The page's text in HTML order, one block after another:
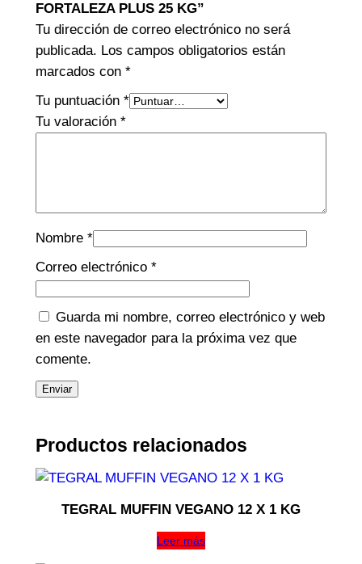
FORTALEZA PLUS 25 KG”
Tu dirección de correo electrónico no será
publicada. Los campos obligatorios están
marcados con *
Tu puntuación *
Tu valoración *
Nombre *
Correo electrónico *
Guarda mi nombre, correo electrónico y web
en este navegador para la próxima vez que
comente.
Productos relacionados
TEGRAL MUFFIN VEGANO 12 X 1 KG
Leer más